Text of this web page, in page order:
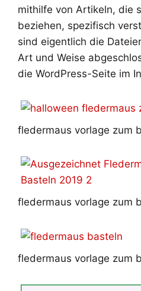
mithilfe von Artikeln, die
beziehen, spezifisch
sind eigentlich die
Art und Weise
die WordPress-Seite im
fledermaus vorlage zum
fledermaus vorlage zum
fledermaus vorlage zum